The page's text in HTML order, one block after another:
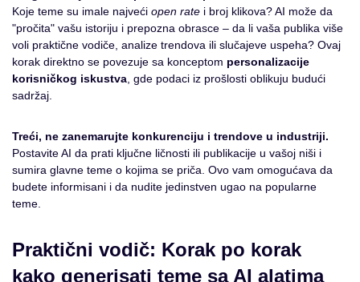
Koje teme su imale najveći open rate i broj klikova? AI može da
"pročita" vašu istoriju i prepozna obrasce – da li vaša publika više
voli praktične vodiče, analize trendova ili slučajeve uspeha? Ovaj
korak direktno se povezuje sa konceptom personalizacije
korisničkog iskustva , gde podaci iz prošlosti oblikuju budući
sadržaj.
Treći, ne zanemarujte konkurenciju i trendove u industriji.
Postavite AI da prati ključne ličnosti ili publikacije u vašoj niši i
sumira glavne teme o kojima se priča. Ovo vam omogućava da
budete informisani i da nudite jedinstven ugao na popularne
teme.
Praktični vodič: Korak po korak
kako generisati teme sa AI alatima